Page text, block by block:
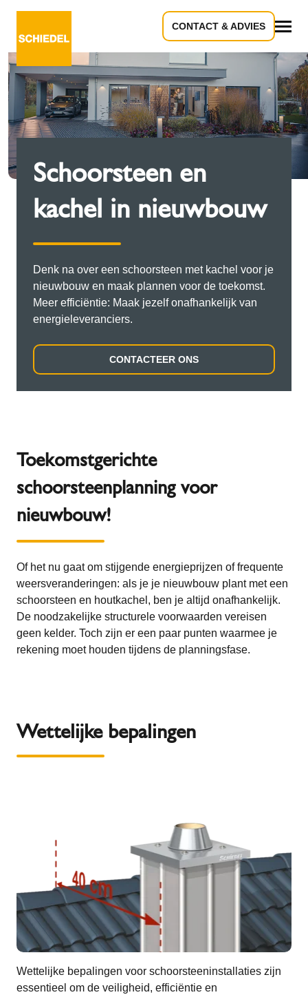
CONTACT & ADVIES
Schoorsteen en
kachel in nieuwbouw
Denk na over een schoorsteen met kachel voor je
nieuwbouw en maak plannen voor de toekomst.
Meer efficiëntie: Maak jezelf onafhankelijk van
energieleveranciers.
CONTACTEER ONS
Toekomstgerichte
schoorsteenplanning voor
nieuwbouw!
Of het nu gaat om stijgende energieprijzen of frequente
weersveranderingen: als je je nieuwbouw plant met een
schoorsteen en houtkachel, ben je altijd onafhankelijk.
De noodzakelijke structurele voorwaarden vereisen
geen kelder. Toch zijn er een paar punten waarmee je
rekening moet houden tijdens de planningsfase.
Wettelijke bepalingen
Wettelijke bepalingen voor schoorsteeninstallaties zijn
essentieel om de veiligheid, efficiëntie en